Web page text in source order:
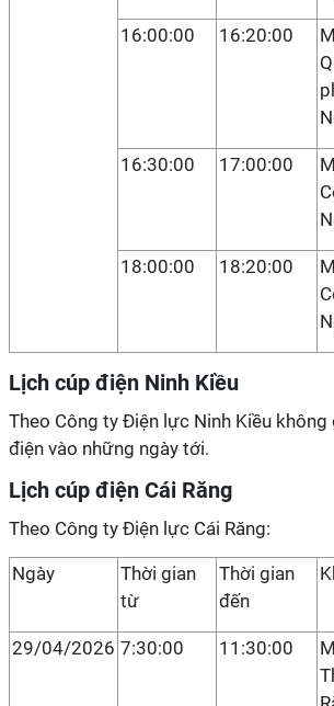
16:00:00 16:20:00
16:30:00 17:00:00
18:00:00 18:20:00
Lịch cúp điện Ninh Kiều
Theo Công ty Điện lực Ninh Kiều không
điện vào những ngày tới.
Lịch cúp điện Cái Răng
Theo Công ty Điện lực Cái Răng:
Ngày
Thời gian
từ
Thời gian
đến
29/04/2026 7:30:00 11:30:00